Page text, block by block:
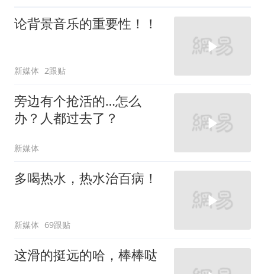
论背景音乐的重要性！！
新媒体 2跟贴
旁边有个抢活的…怎么
办？人都过去了？
新媒体
多喝热水，热水治百病！
新媒体 69跟贴
这滑的挺远的哈，棒棒哒